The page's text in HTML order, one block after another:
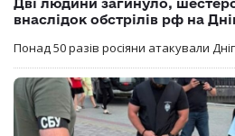
внаслідок обстрілів рф на
Понад 50 разів росіяни атакували